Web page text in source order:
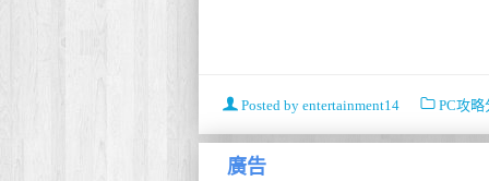
Posted by entertainment14 PC攻略
廣告